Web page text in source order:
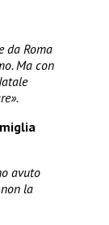
da Roma
Ma con
avuto
la